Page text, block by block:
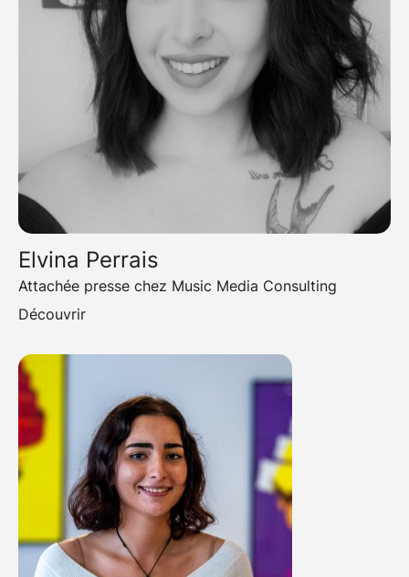
Elvina Perrais
Attachée presse chez Music Media Consulting
Découvrir